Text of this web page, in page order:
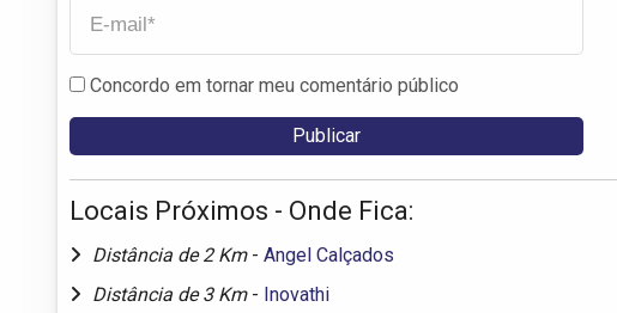
Concordo em tornar meu comentário público
Locais Próximos - Onde Fica:
Distância de 2 Km - Angel Calçados
Distância de 3 Km - Inovathi